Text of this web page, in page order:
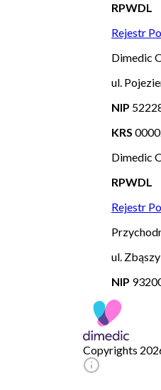
RPWDL
Rejestr
Dimedic
ul.
NIP
KRS
Dimedic
RPWDL
Rejestr
ul.
NIP
Copyrights